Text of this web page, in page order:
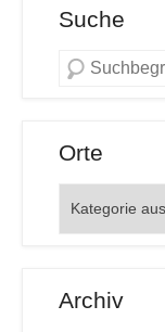
Suche
Orte
Archiv